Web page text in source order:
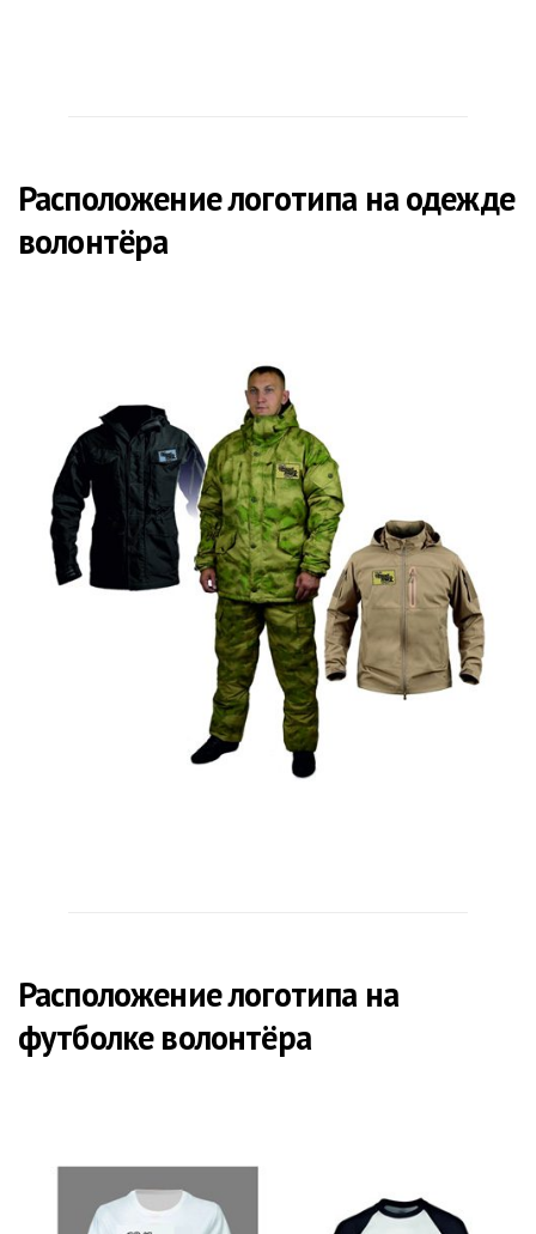
Расположение логотипа на одежде
волонтёра
Расположение логотипа на
футболке волонтёра